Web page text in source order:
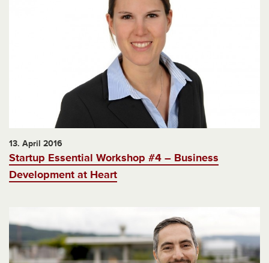
13. April 2016
Startup Essential Workshop #4 – Business
Development at Heart